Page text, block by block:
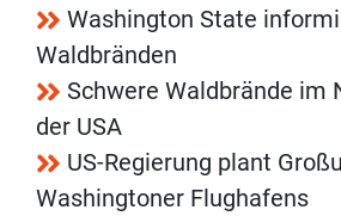
Washington State
Waldbränden
Schwere Waldbrände im
der USA
US-Regierung plant
Washingtoner Flughafens